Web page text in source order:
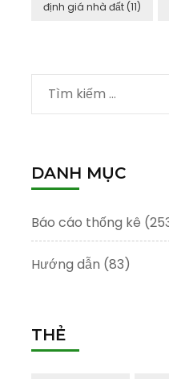
định giá nhà đất (11)
Tìm
kiếm
DANH MỤC
Báo cáo thống kê
Hướng dẫn (83)
THẺ